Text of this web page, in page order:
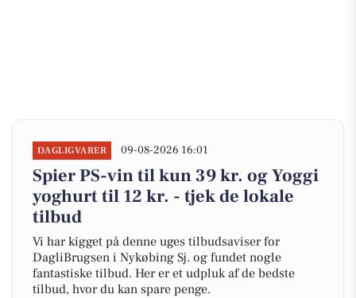
DAGLIGVARER 09-08-2026 16:01
Spier PS-vin til kun 39 kr. og Yoggi
yoghurt til 12 kr. - tjek de lokale
tilbud
Vi har kigget på denne uges tilbudsaviser for
DagliBrugsen i Nykøbing Sj. og fundet nogle
fantastiske tilbud. Her er et udpluk af de bedste
tilbud, hvor du kan spare penge.